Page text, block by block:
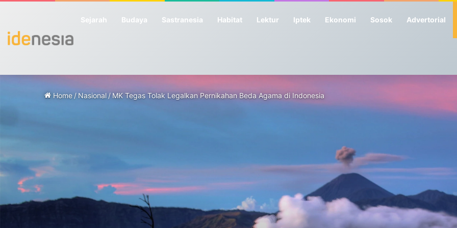
Sejarah Budaya Sastranesia Habitat Lektur Iptek Ekonomi Sosok Advertorial
Home /Nasional /MK Tegas Tolak Legalkan Pernikahan Beda Agama di Indonesia